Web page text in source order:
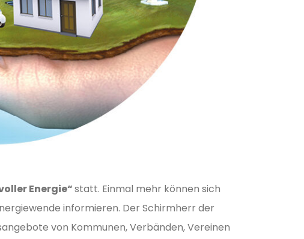
Energie“statt. Einmal mehr können sich
informieren. Der Schirmherr der
von Kommunen, Verbänden, Vereinen